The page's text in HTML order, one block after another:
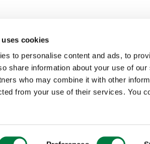
cookies
to personalise content and ads, to
share information about your use of
who may combine it with other
from your use of their services. You
記事 コンセプト